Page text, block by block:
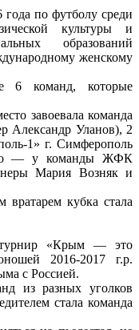
по футболу среди
культуры и
образований
женскому
6 команд, которые
завоевала команда
Александр Уланов), 2
1» г. Симферополь
— у команды ЖФК
Мария Возняк и
вратарем кубка стала
турнир «Крым — это
2016-2017 г.р.
с Россией.
из разных уголков
стала команда